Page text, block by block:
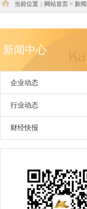
当前位置：网站首页 > 新
新闻中心
企业动态
行业动态
财经快报